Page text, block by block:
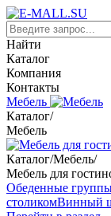
Найти
Каталог
Компания
Контакты
Мебель
Каталог/
Мебель
Каталог/Мебель/
Мебель для
Обеденные
столикомВинный